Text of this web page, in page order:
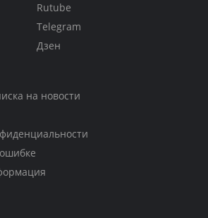
Rutube
Telegram
Дзен
на новости